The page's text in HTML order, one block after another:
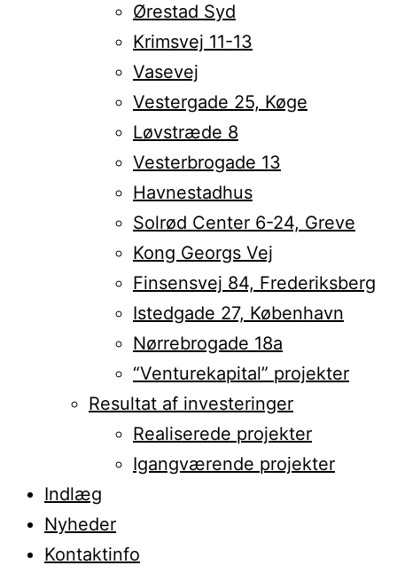
Ørestad Syd
Krimsvej 11-13
Vasevej
Vestergade 25, Køge
Løvstræde 8
Vesterbrogade 13
Havnestadhus
Solrød Center 6-24, Greve
Kong Georgs Vej
Finsensvej 84, Frederiksberg
Istedgade 27, København
Nørrebrogade 18a
“Venturekapital” projekter
Resultat af investeringer
Realiserede projekter
Igangværende projekter
Indlæg
Nyheder
Kontaktinfo